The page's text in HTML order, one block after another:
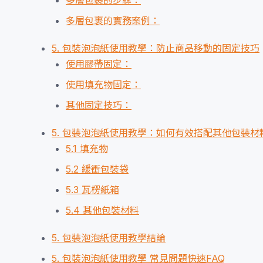
多層包裹的實務案例：
5. 包裝泡泡紙使用教學：防止商品移動的固定技巧
使用膠帶固定：
使用填充物固定：
其他固定技巧：
5. 包裝泡泡紙使用教學：如何有效搭配其他包裝材
5.1 填充物
5.2 緩衝包裝袋
5.3 瓦楞紙箱
5.4 其他包裝材料
5. 包裝泡泡紙使用教學結論
5. 包裝泡泡紙使用教學 常見問題快速FAQ